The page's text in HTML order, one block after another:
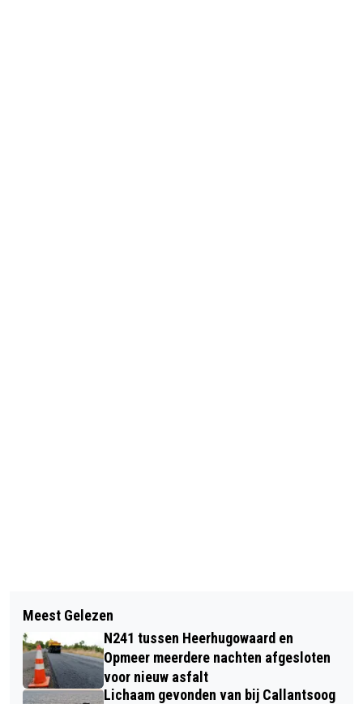
A9 AFGESLOTEN NA KETTINGBOTSING
VAN ZES AUTO’S
DENK MEE MET ALKMAAR ONTZET
450 JAAR: MELD JOUW EVENEMENT
OF INITIATIEF NU AAN!
Meest Gelezen
N241 tussen Heerhugowaard en
Opmeer meerdere nachten afgesloten
voor nieuw asfalt
Lichaam gevonden van bij Callantsoog